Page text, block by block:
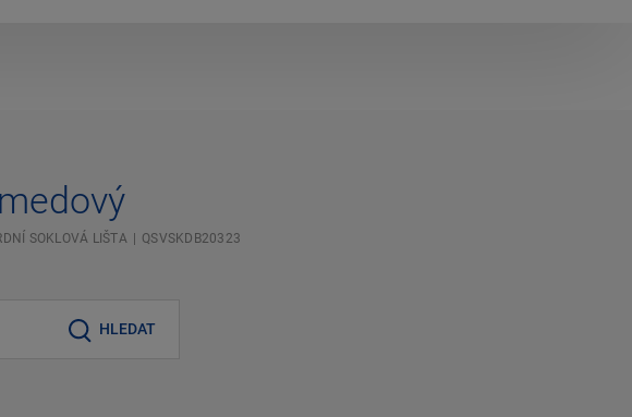
SOKLOVÁ LIŠTA QSVSKDB20323
HLEDAT